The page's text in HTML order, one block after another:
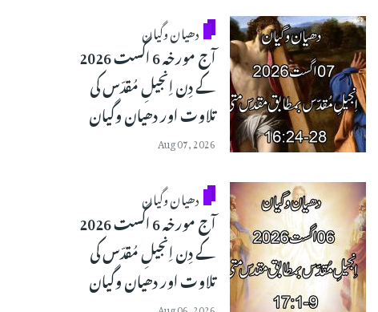
دھیان وگیان
آج مورخہ 6 اگست 2026
کے دِن اِنجیلِ مُقدّس کی
تلاوت اور دھیان وگیان
Aug 07, 2026
دھیان وگیان
آج مورخہ 6 اگست 2026
کے دِن اِنجیلِ مُقدّس کی
تلاوت اور دھیان وگیان